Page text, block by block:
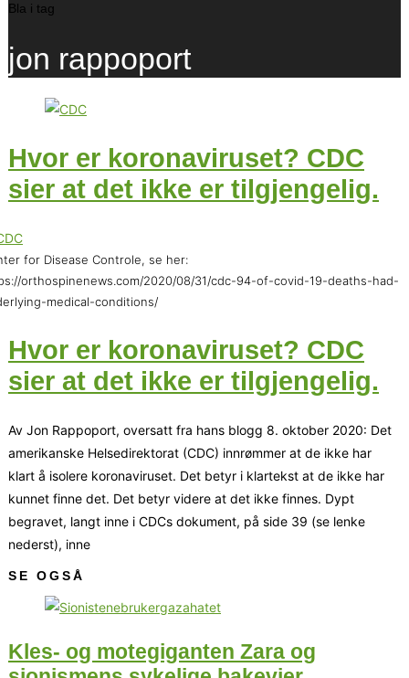
Bla i tag
jon rappoport
Hvor er koronaviruset? CDC
sier at det ikke er tilgjengelig.
for Disease Controle, se her:
orthospinenews.com/2020/08/31/cdc-94-of-covid-19-deaths-had-
medical-conditions/
Hvor er koronaviruset? CDC
sier at det ikke er tilgjengelig.
Av Jon Rappoport, oversatt fra hans blogg 8. oktober 2020: Det
amerikanske Helsedirektorat (CDC) innrømmer at de ikke har
klart å isolere koronaviruset. Det betyr i klartekst at de ikke har
kunnet finne det. Det betyr videre at det ikke finnes. Dypt
begravet, langt inne i CDCs dokument, på side 39 (se lenke
nederst), inne
SE OGSÅ
Kles- og motegiganten Zara og